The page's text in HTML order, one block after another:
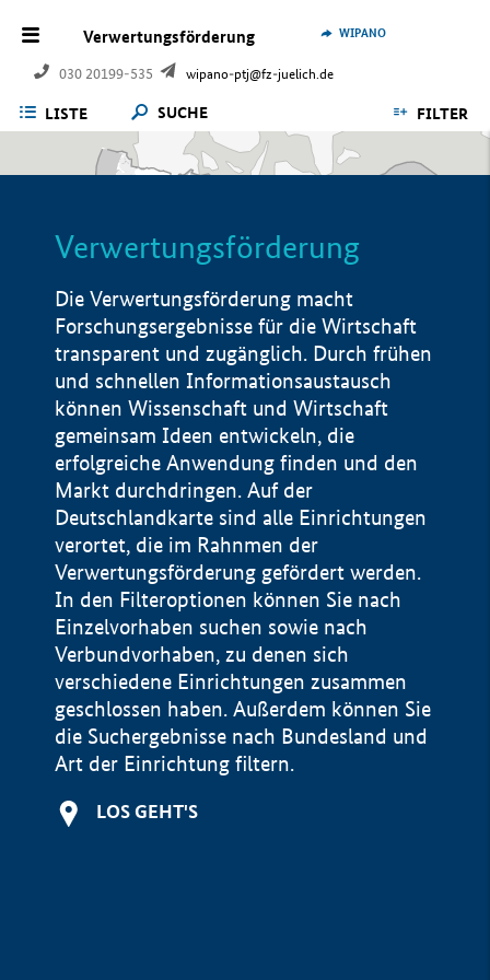
Verwertungsförderung
030 20199-535 wipano-ptj@fz-juelich.de
WIPANO
LISTE SUCHE FILTER
Verwertungsförderung
Die Verwertungsförderung macht
Forschungsergebnisse für die Wirtschaft
transparent und zugänglich. Durch frühen
und schnellen Informationsaustausch
können Wissenschaft und Wirtschaft
gemeinsam Ideen entwickeln, die
erfolgreiche Anwendung finden und den
Markt durchdringen. Auf der
Deutschlandkarte sind alle Einrichtungen
verortet, die im Rahnmen der
Verwertungsförderung gefördert werden.
In den Filteroptionen können Sie nach
Einzelvorhaben suchen sowie nach
Verbundvorhaben, zu denen sich
verschiedene Einrichtungen zusammen
geschlossen haben. Außerdem können Sie
die Suchergebnisse nach Bundesland und
Art der Einrichtung filtern.
LOS GEHT'S